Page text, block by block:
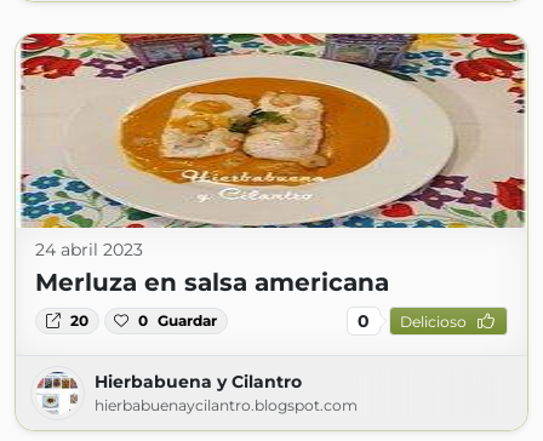
24 abril 2023
Merluza en salsa americana
20 0 Guardar 0 Delicioso
Hierbabuena y Cilantro
hierbabuenaycilantro.blogspot.com